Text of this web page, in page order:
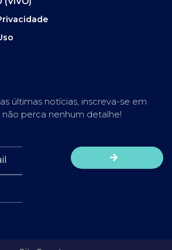
últimas notícias, inscreva-se em
perca nenhum detalhe!